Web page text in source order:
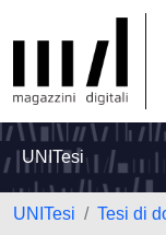
UNITesi
UNITesi Tesi di